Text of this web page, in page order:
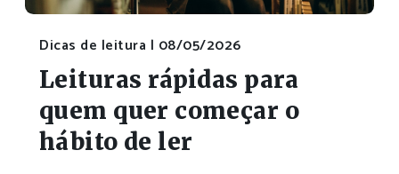
Dicas de leitura | 08/05/2026
Leituras rápidas para
quem quer começar o
hábito de ler